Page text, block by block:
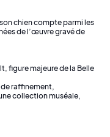
chien compte parmi les
de l’œuvre gravé de
figure majeure de la Belle
raffinement,
collection muséale,